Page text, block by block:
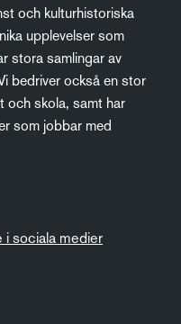
och kulturhistoriska
upplevelser som
stora samlingar av
bedriver också en stor
och skola, samt har
som jobbar med
i sociala medier